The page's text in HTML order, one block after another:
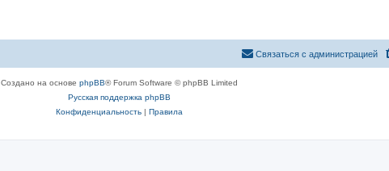
Связаться с администрацией
Создано на основе phpBB® Forum Software © phpBB Limited
Русская поддержка phpBB
Конфиденциальность| Правила